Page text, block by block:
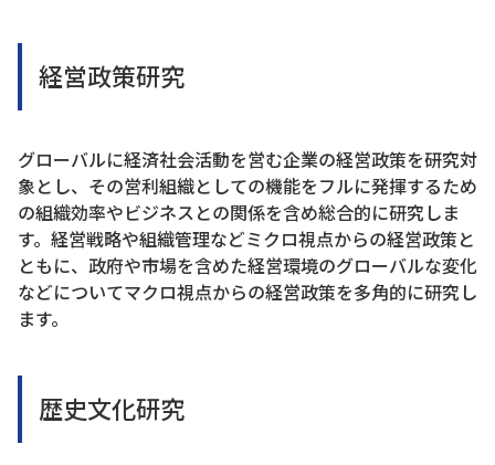
経営政策研究
グローバルに経済社会活動を営む企業の経営政策を研究対
象とし、その営利組織としての機能をフルに発揮するため
の組織効率やビジネスとの関係を含め総合的に研究しま
す。経営戦略や組織管理などミクロ視点からの経営政策と
ともに、政府や市場を含めた経営環境のグローバルな変化
などについてマクロ視点からの経営政策を多角的に研究し
ます。
歴史文化研究